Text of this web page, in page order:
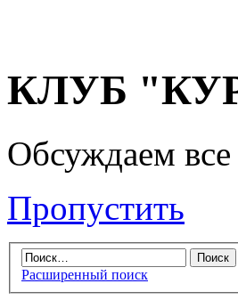
КЛУБ
Обсуждаем все
Пропустить
Расширенный поиск